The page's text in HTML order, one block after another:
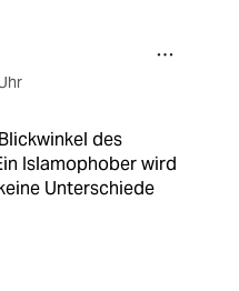
des
Islamophober wird
Unterschiede